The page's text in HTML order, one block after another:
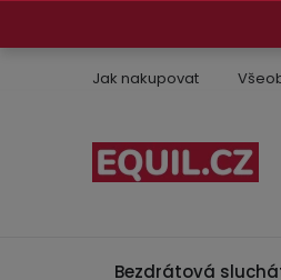
Jak nakupovat
Bezdrátová